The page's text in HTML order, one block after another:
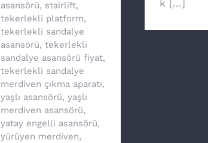
asansörü, stairlift,
tekerlekli platform,
tekerlekli sandalye
asansörü, tekerlekli
sandalye asansörü fiyat,
tekerlekli sandalye
merdiven çıkma aparatı,
yaşlı asansörü, yaşlı
merdiven asansörü,
yatay engelli asansörü,
yürüyen merdiven,
k [...]